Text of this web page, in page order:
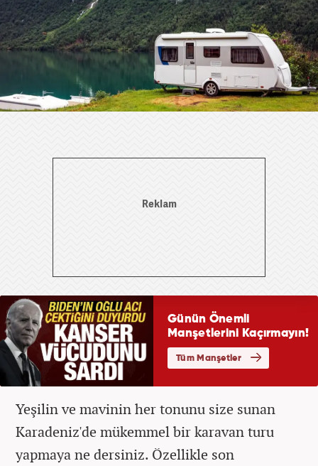
Yeşilin ve mavinin her tonunu size sunan
Karadeniz'de mükemmel bir karavan turu
yapmaya ne dersiniz. Özellikle son